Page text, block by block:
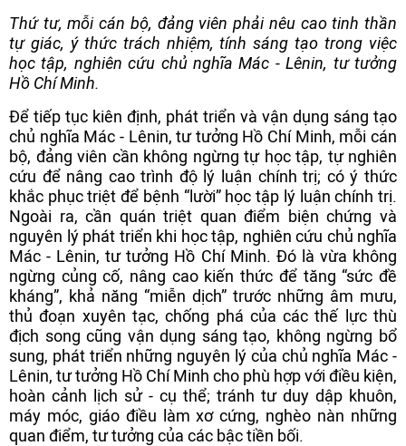
Thứ tư, mỗi cán bộ, đảng viên phải nêu cao tinh thần
tự giác, ý thức trách nhiệm, tính sáng tạo trong việc
học tập, nghiên cứu chủ nghĩa Mác - Lênin, tư tưởng
Hồ Chí Minh.
Để tiếp tục kiên định, phát triển và vận dụng sáng tạo
chủ nghĩa Mác - Lênin, tư tưởng Hồ Chí Minh, mỗi cán
bộ, đảng viên cần không ngừng tự học tập, tự nghiên
cứu để nâng cao trình độ lý luận chính trị; có ý thức
khắc phục triệt để bệnh “lười” học tập lý luận chính trị.
Ngoài ra, cần quán triệt quan điểm biện chứng và
nguyên lý phát triển khi học tập, nghiên cứu chủ nghĩa
Mác - Lênin, tư tưởng Hồ Chí Minh. Đó là vừa không
ngừng củng cố, nâng cao kiến thức để tăng “sức đề
kháng”, khả năng “miễn dịch” trước những âm mưu,
thủ đoạn xuyên tạc, chống phá của các thế lực thù
địch song cũng vận dụng sáng tạo, không ngừng bổ
sung, phát triển những nguyên lý của chủ nghĩa Mác -
Lênin, tư tưởng Hồ Chí Minh cho phù hợp với điều kiện,
hoàn cảnh lịch sử - cụ thể; tránh tư duy dập khuôn,
máy móc, giáo điều làm xơ cứng, nghèo nàn những
quan điểm, tư tưởng của các bậc tiền bối.